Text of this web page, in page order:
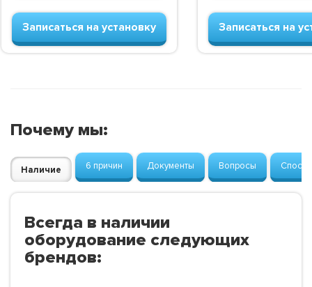
Записаться на установку Записаться на
Почему мы:
Наличие 6 причин Документы Вопросы
Всегда в наличии
оборудование следующих
брендов: